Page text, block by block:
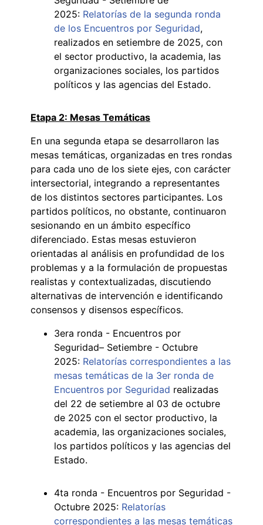
2025: Relatorías de la segunda ronda
de los Encuentros por Seguridad,
realizados en setiembre de 2025, con
el sector productivo, la academia, las
organizaciones sociales, los partidos
políticos y las agencias del Estado.
Etapa 2: Mesas Temáticas
En una segunda etapa se desarrollaron las
mesas temáticas, organizadas en tres rondas
para cada uno de los siete ejes, con carácter
intersectorial, integrando a representantes
de los distintos sectores participantes. Los
partidos políticos, no obstante, continuaron
sesionando en un ámbito específico
diferenciado. Estas mesas estuvieron
orientadas al análisis en profundidad de los
problemas y a la formulación de propuestas
realistas y contextualizadas, discutiendo
alternativas de intervención e identificando
consensos y disensos específicos.
3era ronda - Encuentros por
Seguridad– Setiembre - Octubre
2025: Relatorías correspondientes a las
mesas temáticas de la 3er ronda de
Encuentros por Seguridad realizadas
del 22 de setiembre al 03 de octubre
de 2025 con el sector productivo, la
academia, las organizaciones sociales,
los partidos políticos y las agencias del
Estado.
4ta ronda - Encuentros por Seguridad -
Octubre 2025: Relatorías
correspondientes a las mesas temáticas